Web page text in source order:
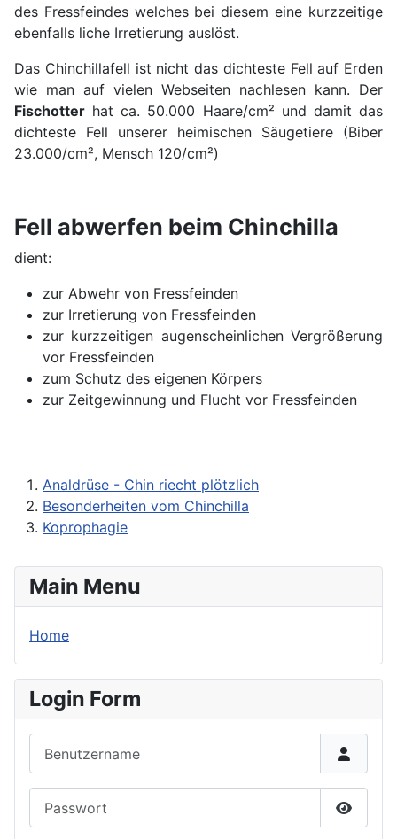
des Fressfeindes welches bei diesem eine kurzzeitige
ebenfalls liche Irretierung auslöst.
Das Chinchillafell ist nicht das dichteste Fell auf Erden
wie man auf vielen Webseiten nachlesen kann. Der
Fischotter hat ca. 50.000 Haare/cm² und damit das
dichteste Fell unserer heimischen Säugetiere (Biber
23.000/cm², Mensch 120/cm²)
Fell abwerfen beim Chinchilla
dient:
zur Abwehr von Fressfeinden
zur Irretierung von Fressfeinden
zur kurzzeitigen augenscheinlichen Vergrößerung
vor Fressfeinden
zum Schutz des eigenen Körpers
zur Zeitgewinnung und Flucht vor Fressfeinden
Analdrüse - Chin riecht plötzlich
Besonderheiten vom Chinchilla
Koprophagie
Main Menu
Home
Login Form